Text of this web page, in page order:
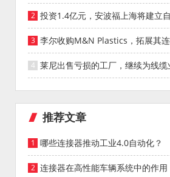
投资1.4亿元，安波福上海将建立
能仓库
李尔收购M&N Plastics，拓展其连
统业务
莱尼出售亏损的工厂，继续为线缆
投资者
推荐文章
哪些连接器推动工业4.0自动化？
连接器在高性能车辆系统中的作用